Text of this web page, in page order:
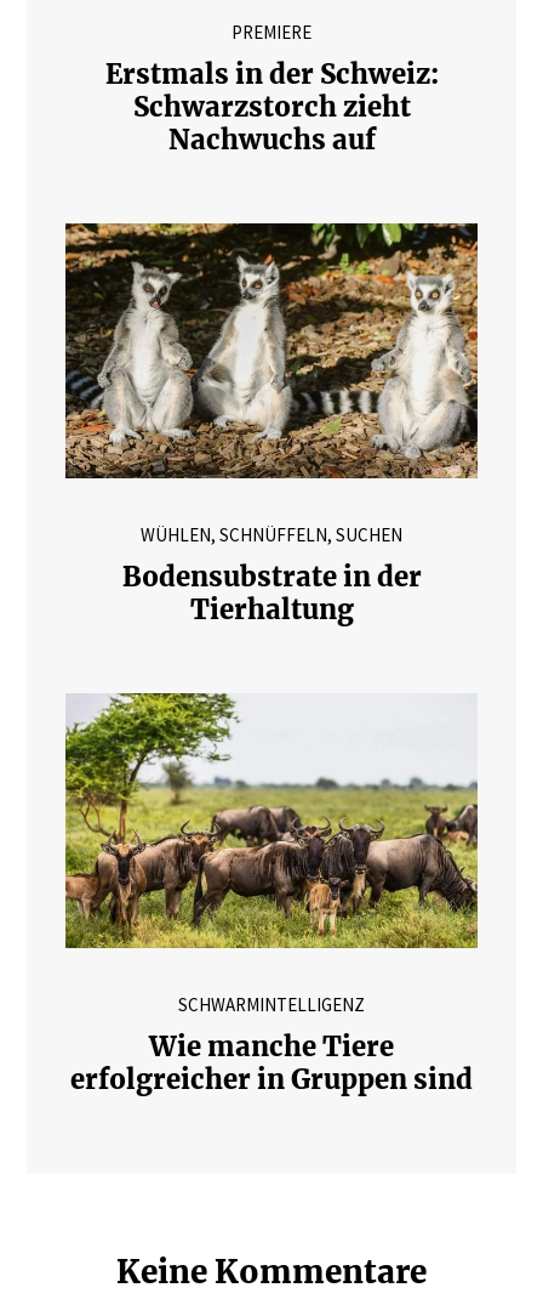
PREMIERE
Erstmals in der Schweiz:
Schwarzstorch zieht
Nachwuchs auf
WÜHLEN, SCHNÜFFELN, SUCHEN
Bodensubstrate in der
Tierhaltung
SCHWARMINTELLIGENZ
Wie manche Tiere
erfolgreicher in Gruppen sind
Keine Kommentare